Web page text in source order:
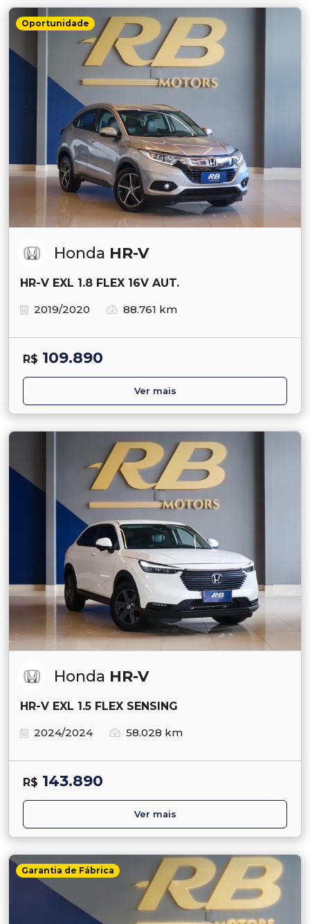
Oportunidade
Honda HR-V
HR-V EXL 1.8 FLEX 16V AUT.
2019/2020
88.761 km
R$ 109.890
Ver mais
Honda HR-V
HR-V EXL 1.5 FLEX SENSING
2024/2024
58.028 km
R$ 143.890
Ver mais
Garantia de Fábrica